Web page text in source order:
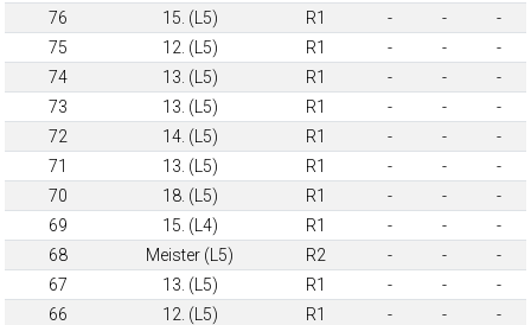
76
15. (L5) R1 - -
-
75
12. (L5) R1 - -
-
74
13. (L5) R1 - -
-
73
13. (L5) R1 - -
-
72
14. (L5) R1 - -
-
71
13. (L5) R1 - -
-
70
18. (L5) R1 - -
-
69
15. (L4) R1 - -
-
68
Meister (L5) R2 - -
-
67
13. (L5) R1 - -
-
66
12. (L5) R1 - -
-